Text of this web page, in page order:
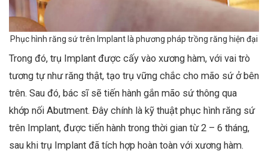
Phục hình răng sứ trên Implant là phương pháp trồng răng hiện đại
Trong đó, trụ Implant được cấy vào xương hàm, với vai trò
tương tự như răng thật, tạo trụ vững chắc cho mão sứ ở bên
trên. Sau đó, bác sĩ sẽ tiến hành gắn mão sứ thông qua
khớp nối Abutment. Đây chính là kỹ thuật phục hình răng sứ
trên Implant, được tiến hành trong thời gian từ 2 – 6 tháng,
sau khi trụ Implant đã tích hợp hoàn toàn với xương hàm.